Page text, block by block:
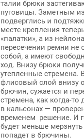
талии брюки
пуговицы. Заметным
подверглись и
месте крепления
«палатки», а из
пересечении ремни
собой, а имеют
ход. Внизу брюки
утепленные стремена.
флисовый слой внизу
брючин, сужается и
стремена, как когда-то
в кальсонах —
временем решение. И
будет меньше мерзнуть
попадет в брючины.